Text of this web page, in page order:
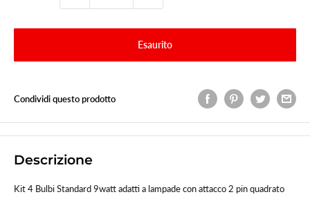
Esaurito
Condividi questo prodotto
Descrizione
Kit 4 Bulbi Standard 9watt adatti a lampade con attacco 2 pin quadrato